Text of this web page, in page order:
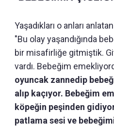
Yaşadıkları o anları
"Bu olay yaşandığında
bir misafirliğe gitmiştik.
vardı. Bebeğim
oyuncak zannedip
alıp kaçıyor. Bebeğim
köpeğin peşinden
patlama sesi ve